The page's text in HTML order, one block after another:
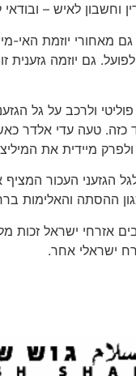
לאיש –
יוזמת האי-
גם יוזמה
ולרכב על גל
כזה. טעה עדי אלדר
מיידית את
הגזעני העכור
ההסתה והאלימות
אזרחי ישראל זכות
ישראלי אחר.